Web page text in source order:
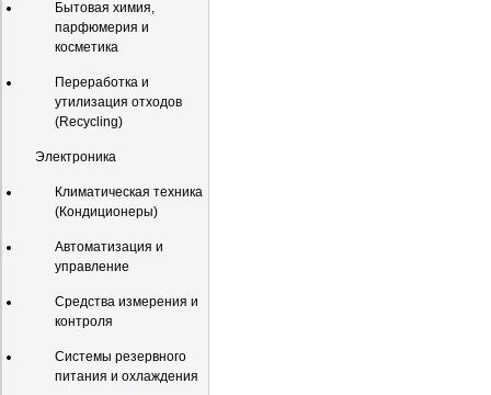
Бытовая химия,
парфюмерия и
косметика
Переработка и
утилизация отходов
(Recycling)
Электроника
Климатическая техника
(Кондиционеры)
Автоматизация и
управление
Средства измерения и
контроля
Системы резервного
питания и охлаждения